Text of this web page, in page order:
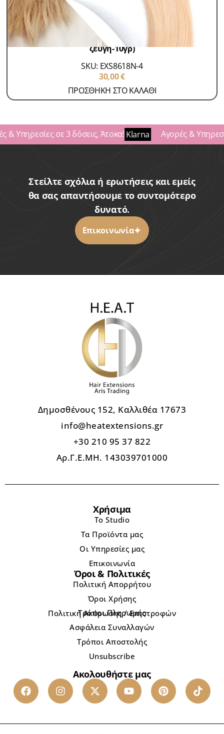
Hair Extensions 100% Remy
Αυτοκόλλητα Tapes 100%
Remy
FTH Αυτοκόλλητα Tapes Rooted 55-60cm (2
ζεύγη-10γρ)
SKU: EXS8618N-4
30,00€
ΠΡΟΣΘΗΚΗ ΣΤΟ ΚΑΛΑΘΙ
& Υπηρεσίες σε 3 δόσεις, Άτοκα!Klarna Αγορές &
Στείλτε σχόλια ή ερωτήσεις και εμείς
θα σας απαντήσουμε το συντομότερο
δυνατό.
Επικοινωνία
Δημοσθένους 152, Καλλιθέα 17673
info@heatextensions.gr
+30 210 95 37 822
Αρ.Γ.Ε.ΜΗ. 143039701000
Χρήσιμα
Το Studio
Τα Προϊόντα μας
Οι Υπηρεσίες μας
Επικοινωνία
Όροι & Πολιτικές
Πολιτική Απορρήτου
Όροι Χρήσης
Πολιτική Ακύρωσης / Επιστροφών
Τρόποι Πληρωμής
Ασφάλεια Συναλλαγών
Τρόποι Αποστολής
Unsubscribe
Ακολουθήστε μας